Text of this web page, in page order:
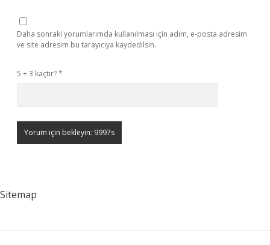
Daha sonraki yorumlarımda kullanılması için adım, e-posta adresim
ve site adresim bu tarayıcıya kaydedilsin.
5 + 3 kaçtır?*
Sitemap